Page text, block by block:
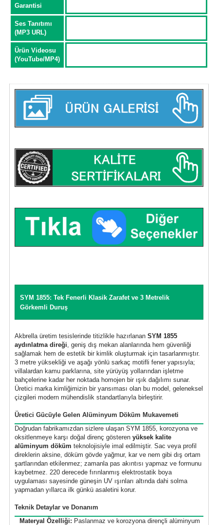
Garantisi
Ses Tanıtımı
(MP3 URL)
Ürün Videosu
(YouTube/MP4)
SYM 1855: Tek Fenerli Klasik Zarafet ve 3 Metrelik
Görkemli Duruş
Akbrella üretim tesislerinde titizlikle hazırlanan SYM 1855
aydınlatma direği , geniş dış mekan alanlarında hem güvenliği
sağlamak hem de estetik bir kimlik oluşturmak için tasarlanmıştır.
3 metre yüksekliği ve aşağı yönlü sarkaç motifli fener yapısıyla;
villalardan kamu parklarına, site yürüyüş yollarından işletme
bahçelerine kadar her noktada homojen bir ışık dağılımı sunar.
Üretici marka kimliğimizin bir yansıması olan bu model, geleneksel
çizgileri modern mühendislik standartlarıyla birleştirir.
Üretici Gücüyle Gelen Alüminyum Döküm Mukavemeti
Doğrudan fabrikamızdan sizlere ulaşan SYM 1855, korozyona ve
oksitlenmeye karşı doğal direnç gösteren yüksek kalite
alüminyum döküm teknolojisiyle imal edilmiştir. Sac veya profil
direklerin aksine, döküm gövde yağmur, kar ve nem gibi dış ortam
şartlarından etkilenmez; zamanla pas akıntısı yapmaz ve formunu
kaybetmez. 220 derecede fırınlanmış elektrostatik boya
uygulaması sayesinde güneşin UV ışınları altında dahi solma
yapmadan yıllarca ilk günkü asaletini korur.
Teknik Detaylar ve Donanım
Materyal Özelliği: Paslanmaz ve korozyona dirençli alüminyum